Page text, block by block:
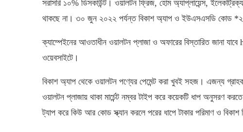
সরাসরি ১০% ডিসকাউন্ট। ওয়ালটন ফ্রিজ, হোম অ্যাপ্লায়েন্স,
থাকছে না। ৩০ জুন ২০২২ পর্যন্ত বিকাশ অ্যাপ ও ইউএসএসডি কোড
ক্যাম্পেইনের আওতাধীন ওয়ালটন প্লাজা ও অফারের বিস্তারিত
ওয়েবসাইটে।
বিকাশ অ্যাপ থেকে ওয়ালটন পণ্যের পেমেন্ট করা খুবই সহজ। এজন্য
ওয়ালটন প্লাজায় থাকা মার্চেন্ট নম্বর টাইপ করে কয়েকটি ধাপ অনুসরণ
ট্যাপ করে কিউ আর কোড স্ক্যান করলে পরের ধাপে টাকার পরিমাণ ও